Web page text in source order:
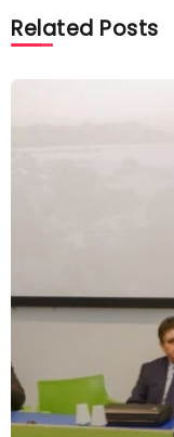
Related Posts